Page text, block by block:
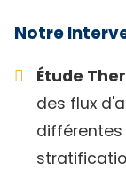
Notre
Étude
des flux